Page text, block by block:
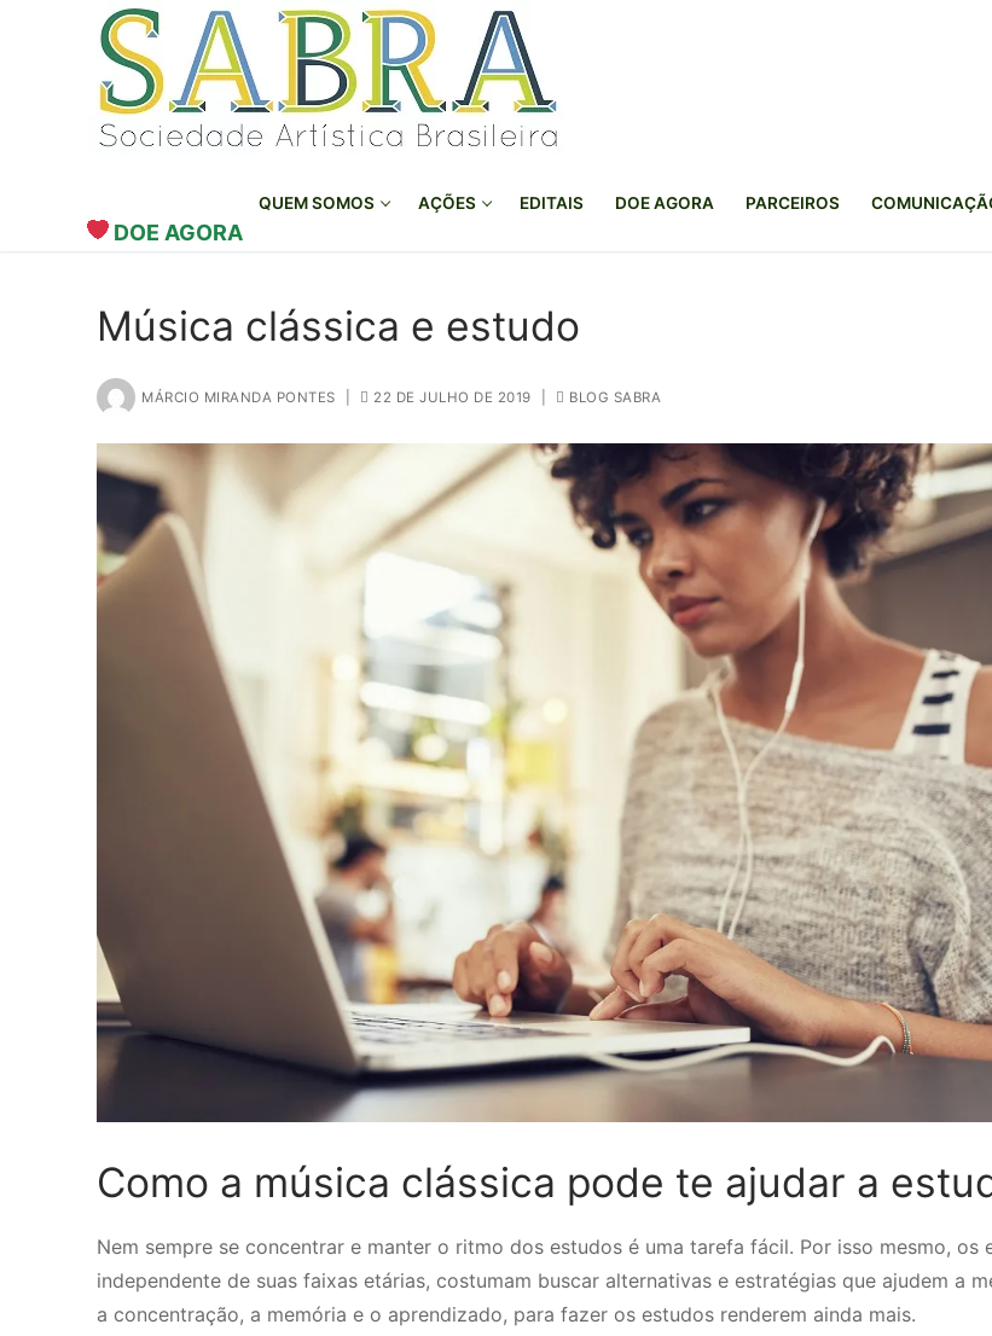
DOE AGORA
QUEM SOMOS AÇÕES EDITAIS DOE AGORA PARCEIROS
Música clássica e estudo
MÁRCIO MIRANDA PONTES 22 DE JULHO DE 2019 BLOG SABRA
Como a música clássica pode te ajudar a
Nem sempre se concentrar e manter o ritmo dos estudos é uma tarefa fácil. Por isso mesmo, os
independente de suas faixas etárias, costumam buscar alternativas e estratégias que ajudem a
a concentração, a memória e o aprendizado, para fazer os estudos renderem ainda mais.